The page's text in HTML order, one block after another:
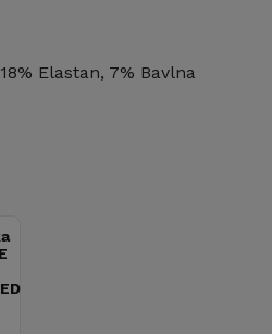
Elastan, 7% Bavlna